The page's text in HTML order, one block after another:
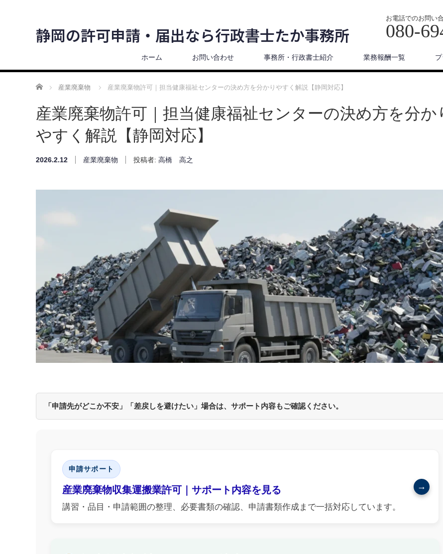
静岡の許可申請・届出なら行政書士たか事務所
お電話でのお問い
080-
ホーム お問い合わせ 事務所・行政書士紹介 業務報酬一覧
ホーム 産業廃棄物 産業廃棄物許可｜担当健康福祉センターの決め方を分かりやすく解説【静岡対応】
産業廃棄物許可｜担当健康福祉センターの決め方を分か
やすく解説【静岡対応】
2026.2.12 産業廃棄物 投稿者: 高橋 高之
「申請先がどこか不安」「差戻しを避けたい」場合は、サポート内容もご確認ください。
申請サポート
産業廃棄物収集運搬業許可｜サポート内容を見る
講習・品目・申請範囲の整理、必要書類の確認、申請書類作成まで一括対応しています。
→